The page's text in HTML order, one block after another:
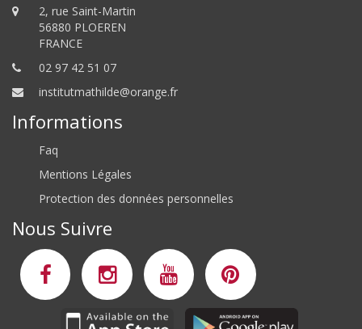
2, rue Saint-Martin
56880 PLOEREN
FRANCE
02 97 42 51 07
institutmathilde@orange.fr
Informations
Faq
Mentions Légales
Protection des données personnelles
Nous Suivre